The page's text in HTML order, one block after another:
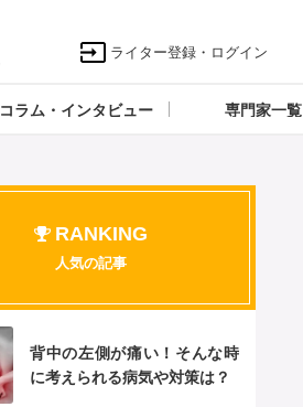
ライター登録・ログイン
コラム・インタビュー 専門家一覧
RANKING
人気の記事
背中の左側が痛い！そんな時
に考えられる病気や対策は？